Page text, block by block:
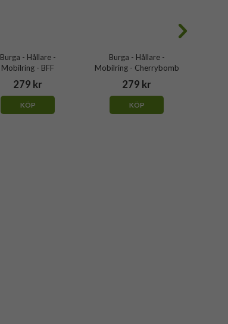
Burga - Hållare -
Mobilring - BFF
279 kr
KÖP
Burga - Hållare -
Mobilring - Cherrybomb
279 kr
KÖP